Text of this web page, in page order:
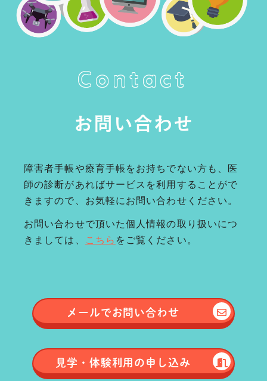
Contact
お問い合わせ
障害者手帳や療育手帳をお持ちでない方も、医
師の診断があればサービスを利用することがで
きますので、お気軽にお問い合わせください。
お問い合わせで頂いた個人情報の取り扱いにつ
きましては、
こちら をご覧ください。
メールでお問い合わせ
見学・体験利用の申し込み